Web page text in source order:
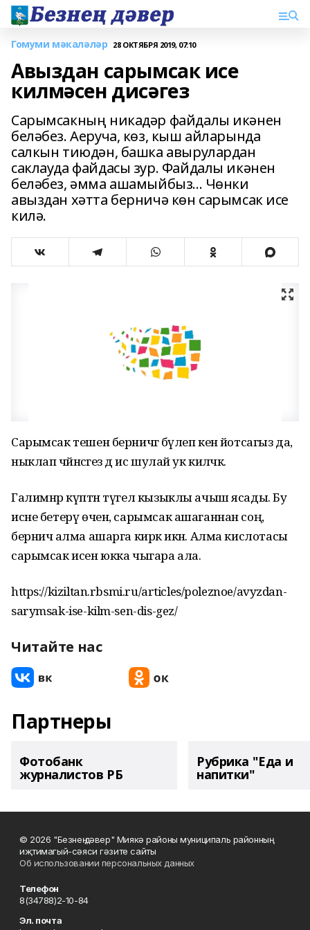
Гомуми мәкаләләр 28 ОКТЯБРЯ 2019, 07:10
Авыздан сарымсак исе
килмәсен дисәгез
Сарымсакның никадәр файдалы икәнен
беләбез. Аеруча, көз, кыш айларында
салкын тиюдән, башка авырулардан
саклауда файдасы зур. Файдалы икәнен
беләбез, әмма ашамыйбыз... Чөнки
авыздан хәтта берничә көн сарымсак исе
килә.
Сарымсак тешен берничәгә бүлеп кенә йотсагыз да,
ныклап чәйнәсәгез дә ис шулай ук киләчәк.
Галимнәр күптән түгел кызыклы ачыш ясады. Бу
исне бетерү өчен, сарымсак ашаганнан соң,
берничә алма ашарга кирәк икән. Алма кислотасы
сарымсак исен юкка чыгара ала.
https://kiziltan.rbsmi.ru/articles/poleznoe/avyzdan-
sarymsak-ise-kilm-sen-dis-gez/
Читайте нас
Партнеры
Фотобанк
журналистов РБ
Рубрика "Еда и
напитки"
© 2026 "Безнең дәвер" Миякә районы муниципаль районның
иҗтимагый-сәяси гәзите сайты
Об использовании персональных данных
Телефон
8(34788)2-10-84
Эл. почта